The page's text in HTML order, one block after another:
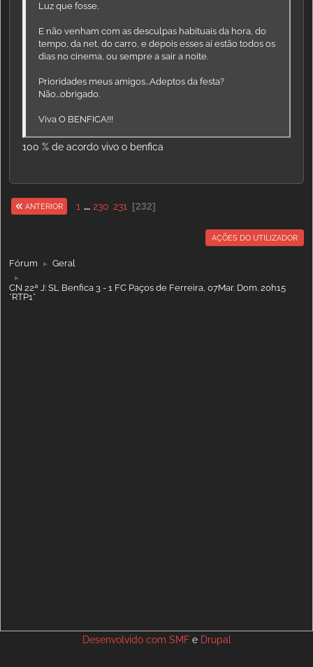
Luz que fosse.
E não venham com as desculpas habituais da hora, do
tempo, da net, do carro, e depois esses aí estão todos os
dias no cinema, ou sempre a sair a noite.
Prioridades meus amigos...Adeptos da festa?
Não...obrigado.
Viva O BENFICA!!!
100 % de acordo vivo o benfica
ANTERIOR 1 ... 230 231 232
AÇÕES DO UTILIZADOR
Fórum ► Geral
►
CN 22ª J: SL Benfica 3 - 1 FC Paços de Ferreira, 07Mar. Dom. 20h15
*RTP1*
Desenvolvido com SMFe Drupal